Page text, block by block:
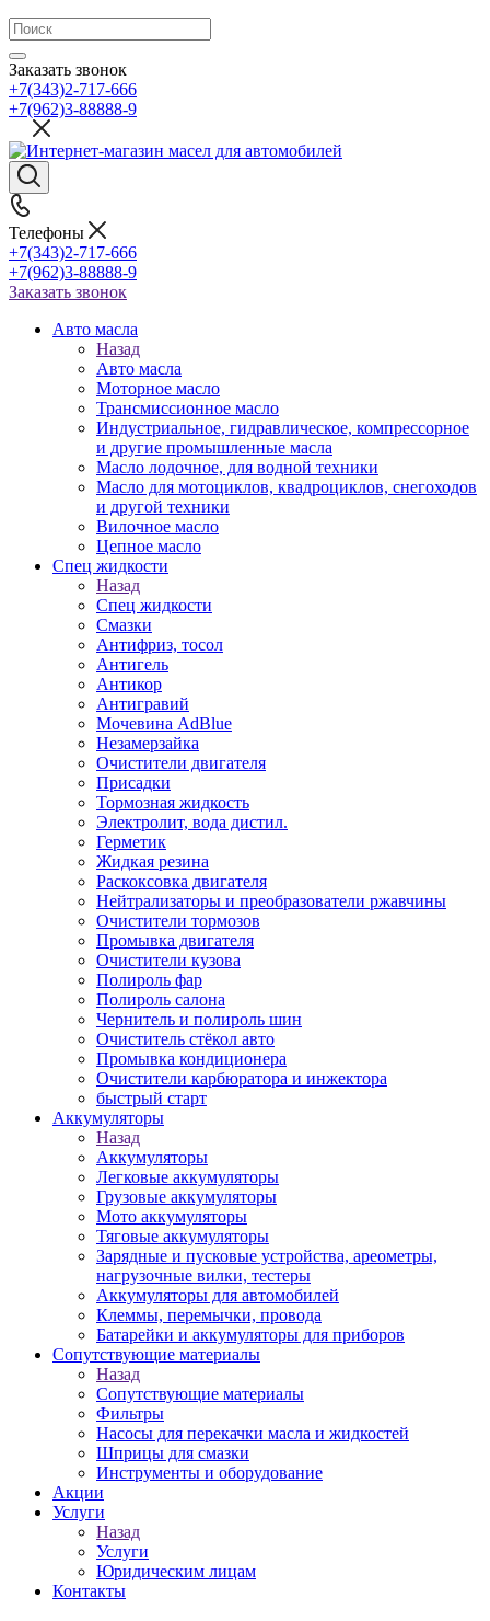
Заказать звонок
+7(343)2-717-666
+7(962)3-88888-9
Телефоны
+7(343)2-717-666
+7(962)3-88888-9
Заказать звонок
Авто масла
Назад
Авто масла
Моторное масло
Трансмиссионное масло
Индустриальное, гидравлическое, компрессорное
и другие промышленные масла
Масло лодочное, для водной техники
Масло для мотоциклов, квадроциклов, снегоходов
и другой техники
Вилочное масло
Цепное масло
Спец жидкости
Назад
Спец жидкости
Смазки
Антифриз, тосол
Антигель
Антикор
Антигравий
Мочевина AdBlue
Незамерзайка
Очистители двигателя
Присадки
Тормозная жидкость
Электролит, вода дистил.
Герметик
Жидкая резина
Раскоксовка двигателя
Нейтрализаторы и преобразователи ржавчины
Очистители тормозов
Промывка двигателя
Очистители кузова
Полироль фар
Полироль салона
Чернитель и полироль шин
Очиститель стёкол авто
Промывка кондиционера
Очистители карбюратора и инжектора
быстрый старт
Аккумуляторы
Назад
Аккумуляторы
Легковые аккумуляторы
Грузовые аккумуляторы
Мото аккумуляторы
Тяговые аккумуляторы
Зарядные и пусковые устройства, ареометры,
нагрузочные вилки, тестеры
Аккумуляторы для автомобилей
Клеммы, перемычки, провода
Батарейки и аккумуляторы для приборов
Сопутствующие материалы
Назад
Сопутствующие материалы
Фильтры
Насосы для перекачки масла и жидкостей
Шприцы для смазки
Инструменты и оборудование
Акции
Услуги
Назад
Услуги
Юридическим лицам
Контакты